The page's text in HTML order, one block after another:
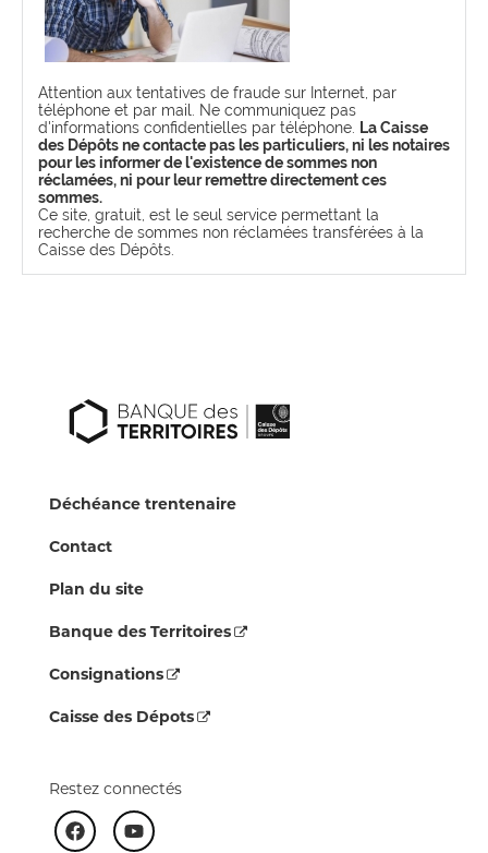
Attention aux tentatives de fraude sur Internet, par
téléphone et par mail. Ne communiquez pas
d'informations confidentielles par téléphone.
La Caisse
des Dépôts ne contacte pas les particuliers, ni les notaires
pour les informer de l'existence de sommes non
réclamées, ni pour leur remettre directement ces
sommes.
Ce site, gratuit, est le seul service permettant la
recherche de sommes non réclamées transférées à la
Caisse des Dépôts.
Déchéance trentenaire
Contact
Plan du site
Banque des Territoires
Consignations
Caisse des Dépots
Restez connectés